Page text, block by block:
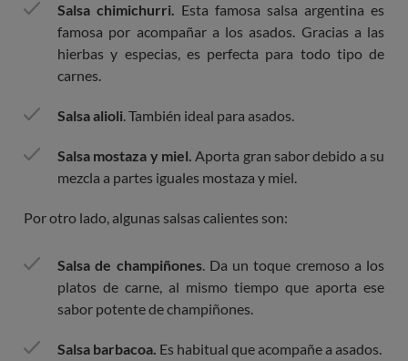
Salsa chimichurri. Esta famosa salsa argentina es
famosa por acompañar a los asados. Gracias a las
hierbas y especias, es perfecta para todo tipo de
carnes.
Salsa alioli. También ideal para asados.
Salsa mostaza y miel. Aporta gran sabor debido a su
mezcla a partes iguales mostaza y miel.
Por otro lado, algunas salsas calientes son:
Salsa de champiñones. Da un toque cremoso a los
platos de carne, al mismo tiempo que aporta ese
sabor potente de champiñones.
Salsa barbacoa. Es habitual que acompañe a asados.